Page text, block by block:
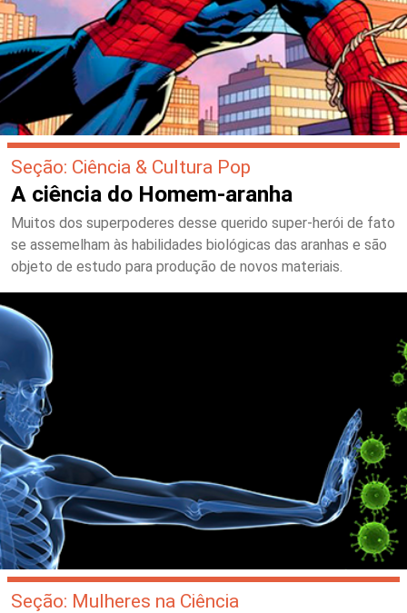
Seção: Ciência & Cultura Pop
A ciência do Homem-aranha
Muitos dos superpoderes desse querido super-herói de fato
se assemelham às habilidades biológicas das aranhas e são
objeto de estudo para produção de novos materiais.
Seção: Mulheres na Ciência